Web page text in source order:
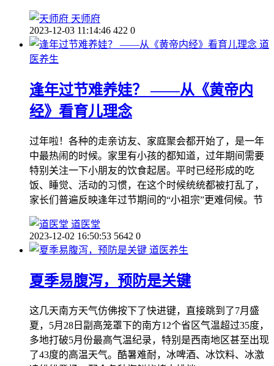
天师府
2023-12-03 11:14:46 422 0
道
医养生
逢年过节难养娃？ ——从《黄帝内
经》看育儿理念
过年啦！各种的走亲访友、家庭聚会都开始了，是一年
中最热闹的时候。家里有小孩的都知道，过年期间需要
特别关注一下小朋友的饮食起居。平时已经形成的吃
饭、睡觉、活动的习惯，在这个时候统统都被打乱了，
家长们普遍反映逢年过节期间的“小祖宗”更难伺候。节
道医堂
2023-12-02 16:50:53 5642 0
道医养生
夏季易腹泻，预防是关键
这几天南方天气仿佛按下了快进键，直接跳到了7月盛
夏，5月28日副高笼罩下的南方12个省区气温超过35度，
多地打破5月份最高气温纪录，特别是西南地区甚至出现
了43度的高温天气。酷暑难耐，冰啤酒、冰饮料、冰激